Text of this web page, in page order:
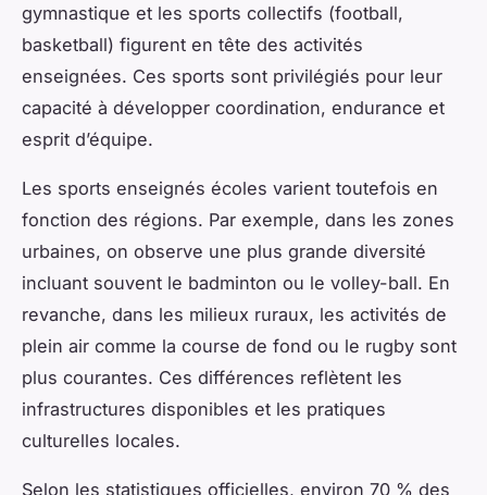
gymnastique et les sports collectifs (football,
basketball) figurent en tête des activités
enseignées. Ces sports sont privilégiés pour leur
capacité à développer coordina­tion, endurance et
esprit d’équipe.
Les sports enseignés écoles varient toutefois en
fonction des régions. Par exemple, dans les zones
urbaines, on observe une plus grande diversité
incluant souvent le badminton ou le volley-ball. En
revanche, dans les milieux ruraux, les activités de
plein air comme la course de fond ou le rugby sont
plus courantes. Ces différences reflètent les
infrastructures disponibles et les pratiques
culturelles locales.
Selon les statistiques officielles, environ 70 % des